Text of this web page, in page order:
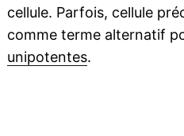
cellule. Parfois, cellule
comme terme alternatif
unipotentes.